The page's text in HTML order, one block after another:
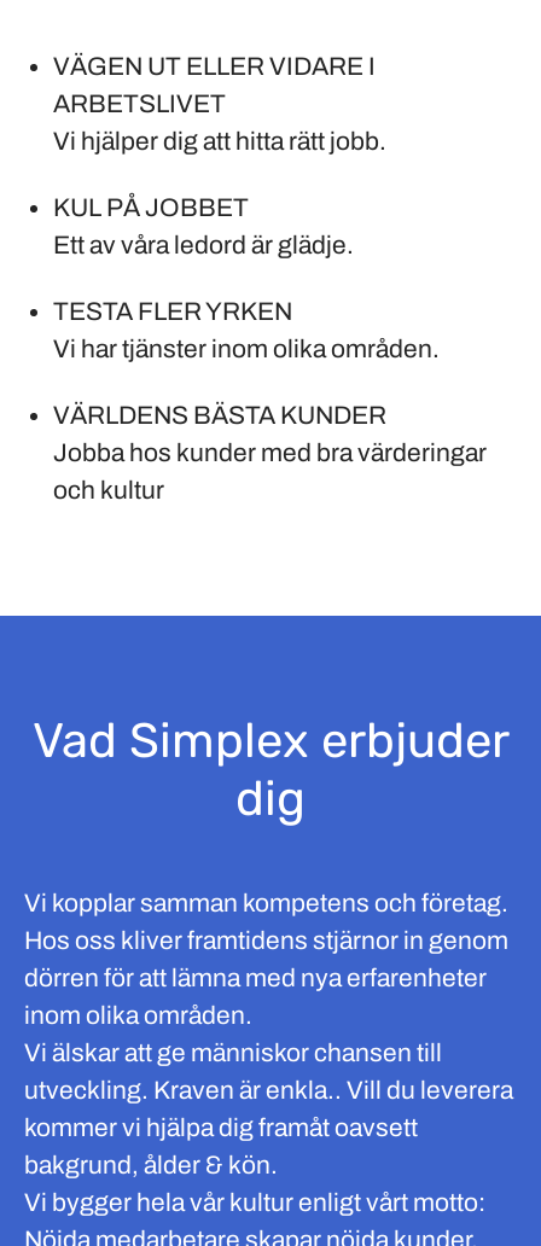
VÄGEN UT ELLER VIDARE I
ARBETSLIVET
Vi hjälper dig att hitta rätt jobb.
KUL PÅ JOBBET
Ett av våra ledord är glädje.
TESTA FLER YRKEN
Vi har tjänster inom olika områden.
VÄRLDENS BÄSTA KUNDER
Jobba hos kunder med bra värderingar
och kultur
Vad Simplex erbjuder
dig
Vi kopplar samman kompetens och företag.
Hos oss kliver framtidens stjärnor in genom
dörren för att lämna med nya erfarenheter
inom olika områden.
Vi älskar att ge människor chansen till
utveckling. Kraven är enkla.. Vill du leverera
kommer vi hjälpa dig framåt oavsett
bakgrund, ålder & kön.
Vi bygger hela vår kultur enligt vårt motto:
Nöjda medarbetare skapar nöjda kunder.